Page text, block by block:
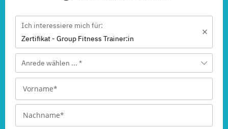
Ich interessiere mich für:
Zertifikat - Group Fitness Trainer:in
Anrede wählen ... *